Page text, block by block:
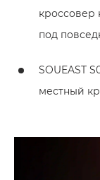
кроссовер
под
SOUEAST
местный